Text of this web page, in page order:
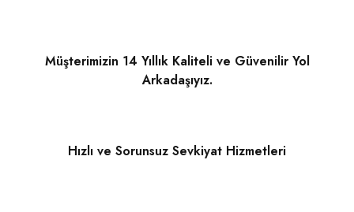
Müşterimizin 14 Yıllık Kaliteli ve Güvenilir Yol
Arkadaşıyız.
Hızlı ve Sorunsuz Sevkiyat Hizmetleri